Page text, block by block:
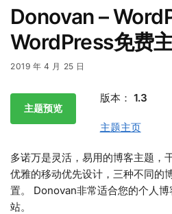
Donovan –
WordPress免费
2019 年 4 月 25 日
主题预览
版本： 1.3
主题主页
多诺万是灵活，易用的博客主题，
优雅的移动优先设计，三种不同的
置。 Donovan非常适合您的个人
站。